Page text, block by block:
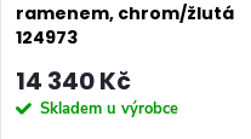
ramenem, chrom/žlutá
124973
14 340 Kč
Skladem u výrobce